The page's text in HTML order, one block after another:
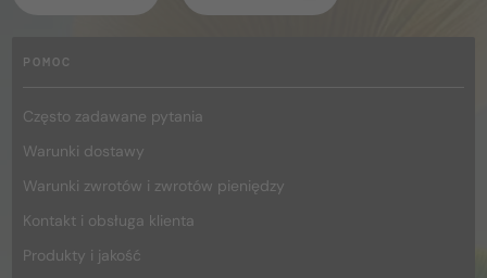
POMOC
Często zadawane pytania
Warunki dostawy
Warunki zwrotów i zwrotów pieniędzy
Kontakt i obsługa klienta
Produkty i jakość